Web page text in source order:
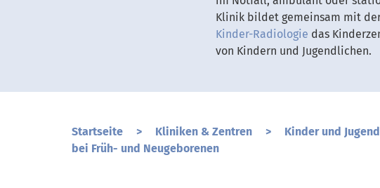
Klinik bildet gemeinsam mit
Kinder-Radiologie das
von Kindern und Jugendlichen.
Startseite > Kliniken & Zentren > Kinder und
bei Früh- und Neugeborenen